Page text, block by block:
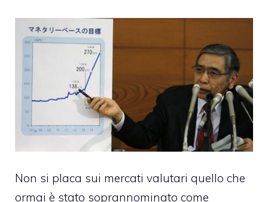
Non si placa sui mercati valutari quello che
ormai è stato soprannominato come